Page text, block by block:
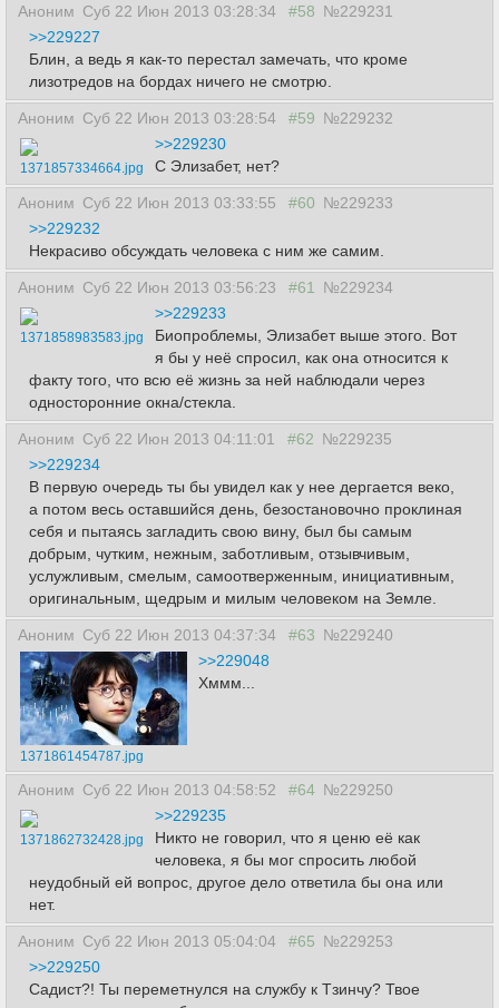
Аноним Суб 22 Июн 2013 03:28:34 #58 №229231
>>229227
Блин, а ведь я как-то перестал замечать, что кроме
лизотредов на бордах ничего не смотрю.
Аноним Суб 22 Июн 2013 03:28:54 #59 №229232
1371857334664.jpg
>>229230
С Элизабет, нет?
Аноним Суб 22 Июн 2013 03:33:55 #60 №229233
>>229232
Некрасиво обсуждать человека с ним же самим.
Аноним Суб 22 Июн 2013 03:56:23 #61 №229234
1371858983583.jpg
>>229233
Биопроблемы, Элизабет выше этого. Вот
я бы у неё спросил, как она относится к
факту того, что всю её жизнь за ней наблюдали через
односторонние окна/стекла.
Аноним Суб 22 Июн 2013 04:11:01 #62 №229235
>>229234
В первую очередь ты бы увидел как у нее дергается веко,
а потом весь оставшийся день, безостановочно проклиная
себя и пытаясь загладить свою вину, был бы самым
добрым, чутким, нежным, заботливым, отзывчивым,
услужливым, смелым, самоотверженным, инициативным,
оригинальным, щедрым и милым человеком на Земле.
Аноним Суб 22 Июн 2013 04:37:34 #63 №229240
1371861454787.jpg
>>229048
Хммм...
Аноним Суб 22 Июн 2013 04:58:52 #64 №229250
1371862732428.jpg
>>229235
Никто не говорил, что я ценю её как
человека, я бы мог спросить любой
неудобный ей вопрос, другое дело ответила бы она или
нет.
Аноним Суб 22 Июн 2013 05:04:04 #65 №229253
>>229250
Садист?! Ты переметнулся на службу к Тзинчу? Твое